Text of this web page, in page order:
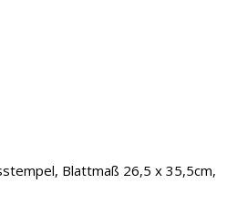
Blattmaß 26,5 x 35,5cm,